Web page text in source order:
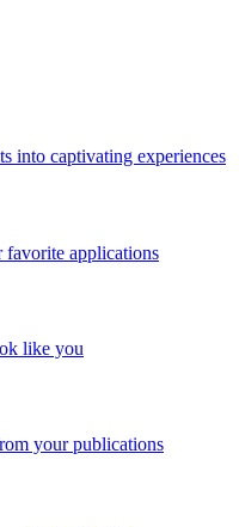
into captivating experiences
favorite applications
like you
your publications